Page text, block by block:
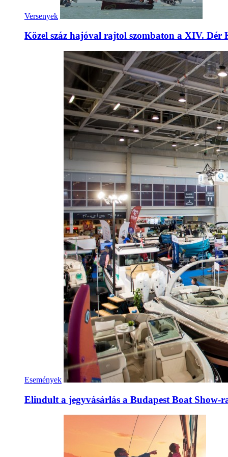
Versenyek
Közel száz hajóval rajtol szombaton a XIV. Dér
Események
Elindult a jegyvásárlás a Budapest Boat Show-